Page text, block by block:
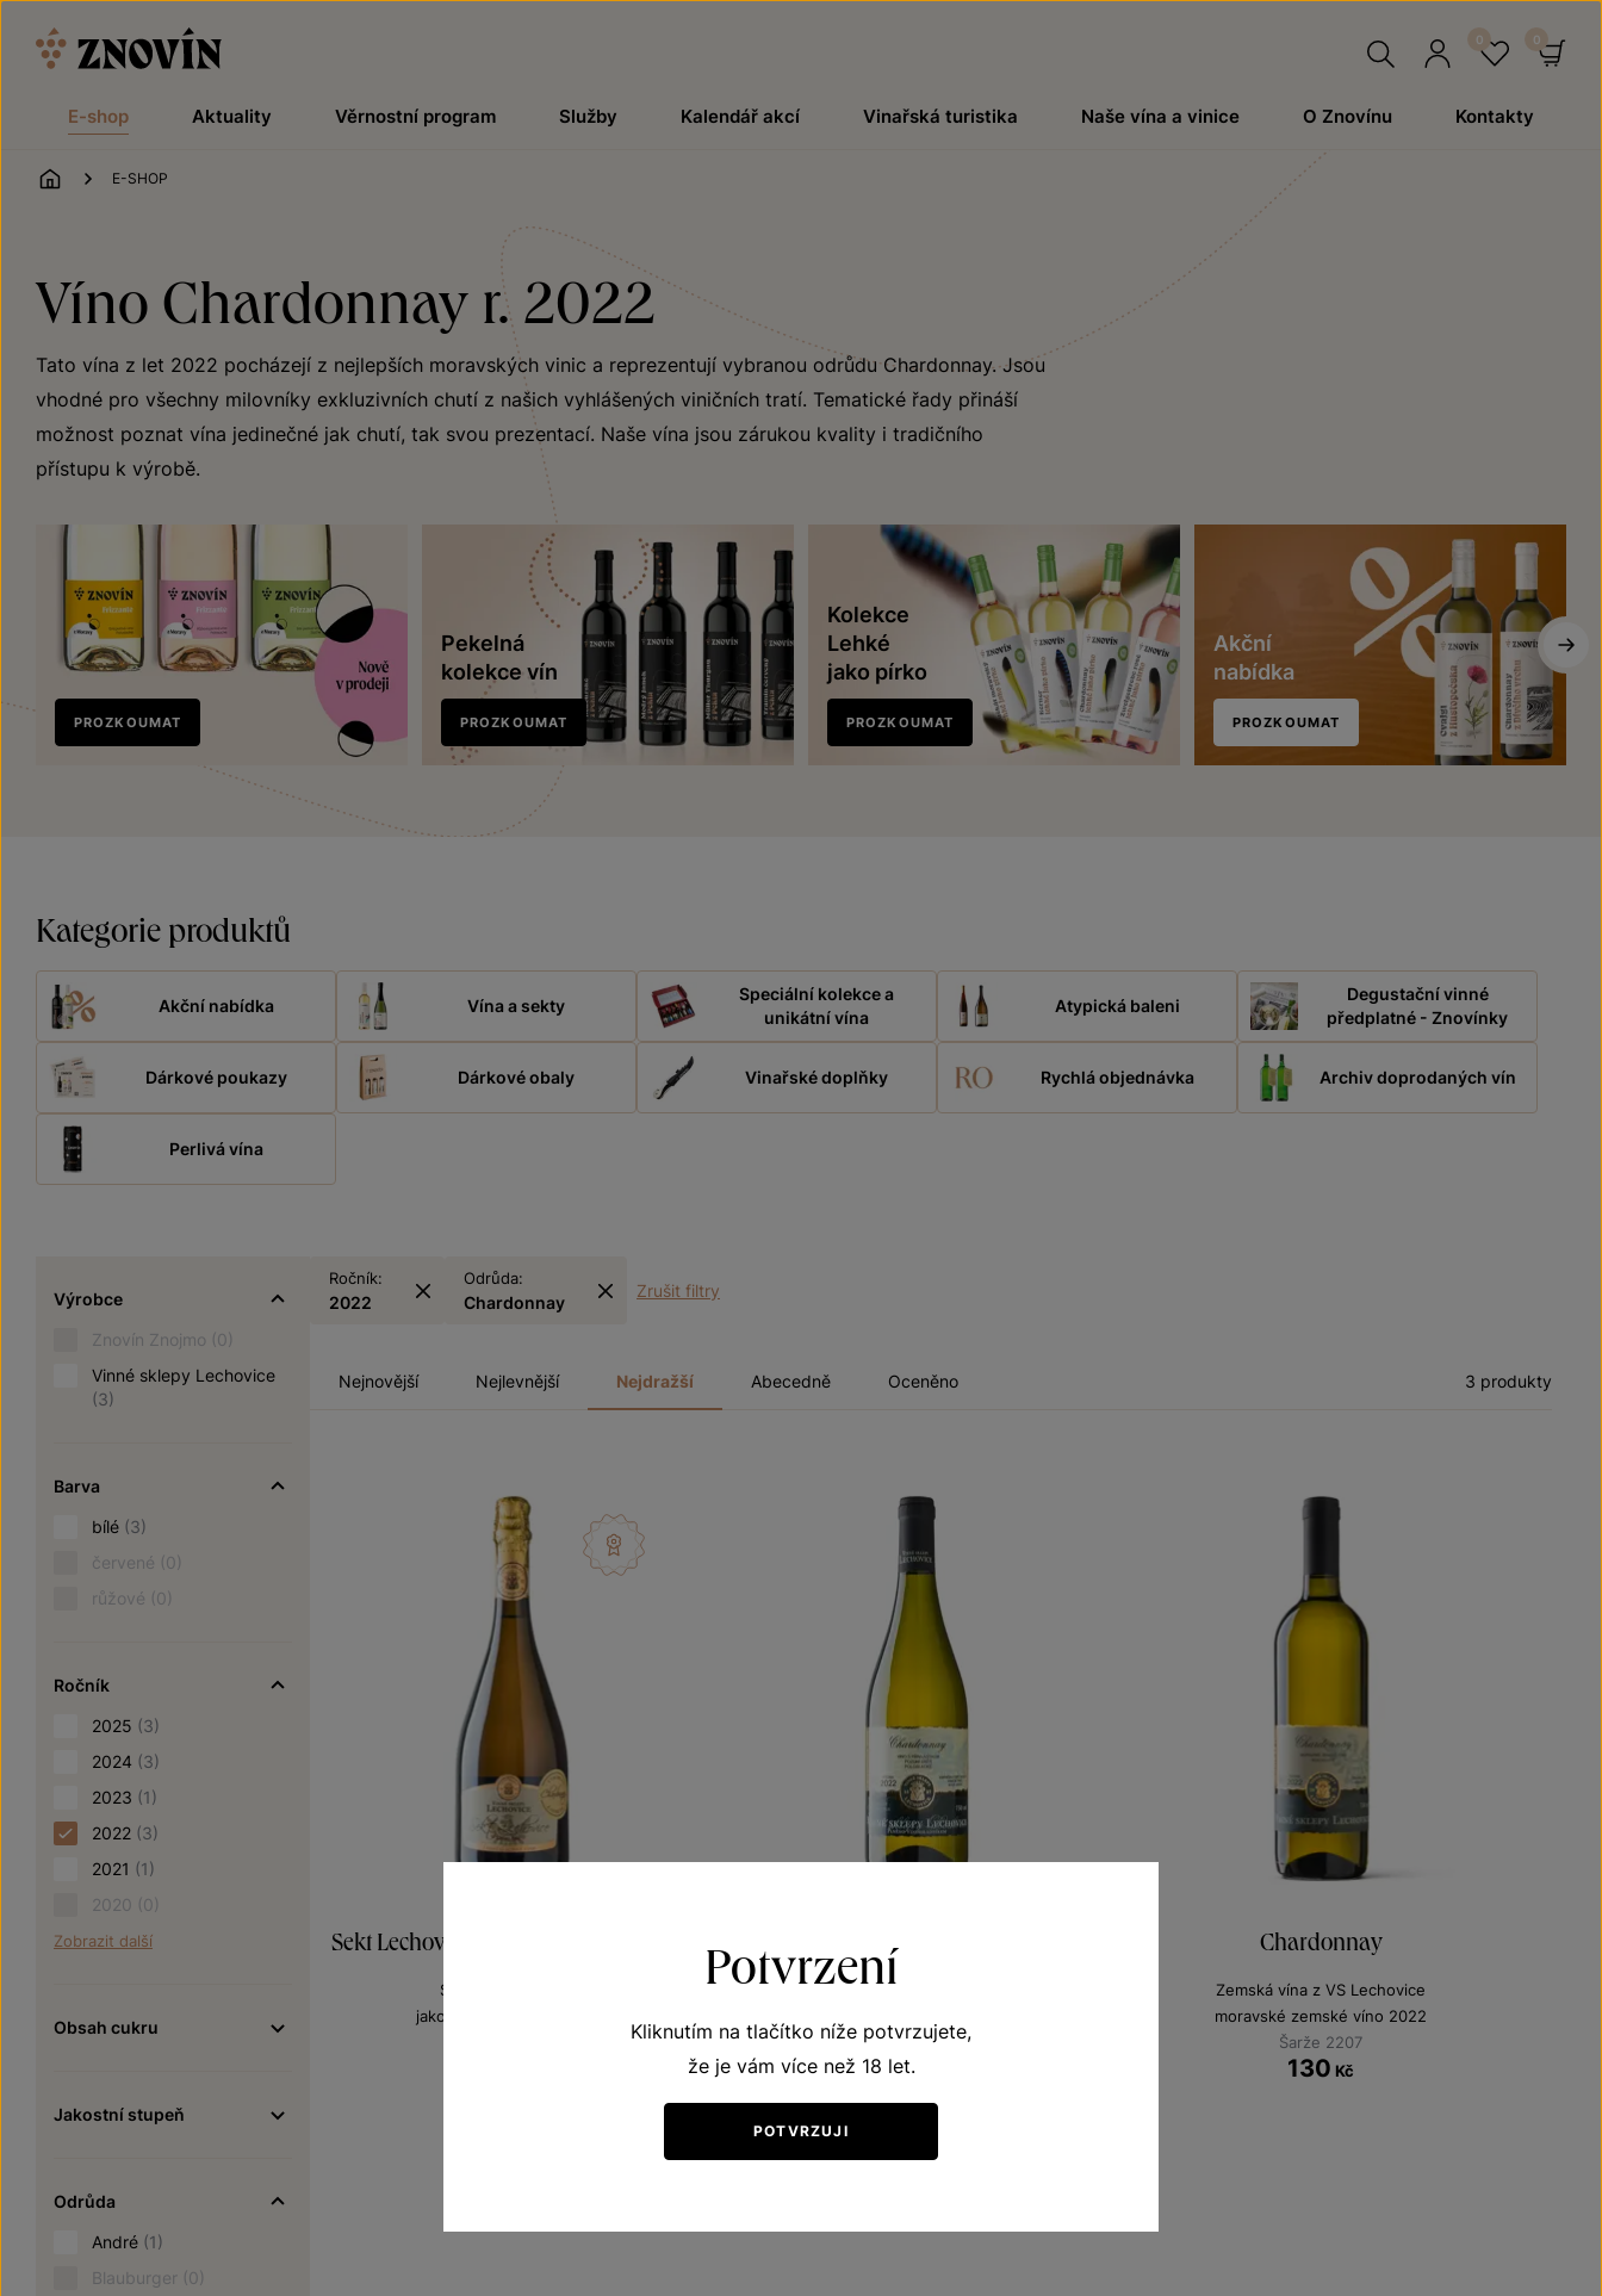
E-shop Aktuality Věrnostní program Služby Kalendář akcí Vinařská turistika Naše vína a vinice O Znovínu Kontakty
ÚVOD
E-SHOP
Víno Chardonnay r. 2022
Tato vína z let 2022 pocházejí z nejlepších moravských vinic a reprezentují vybranou odrůdu Chardonnay. Jsou
vhodné pro všechny milovníky exkluzivních chutí z našich vyhlášených viničních tratí. Tematické řady přináší
možnost poznat vína jedinečné jak chutí, tak svou prezentací. Naše vína jsou zárukou kvality i tradičního
přístupu k výrobě.
Nově
v prodeji
PROZKOUMAT
Pekelná
kolekce vín
PROZKOUMAT
Kolekce
Lehké
jako pírko
PROZKOUMAT
Akční
nabídka
PROZKOUMAT
Kategorie produktů
Akční nabídka Vína a sekty
Speciální kolekce a
unikátní vína
Atypická baleni
Degustační vinné
předplatné - Znovínky
Dárkové poukazy Dárkové obaly Vinařské doplňky Rychlá objednávka Archiv doprodaných vín
Perlivá vína
Výrobce
Znovín Znojmo (0)
Vinné sklepy Lechovice
(3)
Barva
bílé (3)
červené (0)
růžové (0)
Ročník
2025 (3)
2024 (3)
2023 (1)
2022 (3)
2021 (1)
2020 (0)
Zobrazit další
Obsah cukru
Jakostní stupeň
Odrůda
André (1)
Blauburger (0)
Ročník:
2022
Odrůda:
Chardonnay
Zrušit filtry
Nejnovější Nejlevnější Nejdražší Abecedně Oceněno 3 produkty
Sekt Lechovice Demi sec Chardonnay
Sekty a šumivá vína
jakostní šumivé víno 2022
Chardonnay
Přívlastková vína z VS Lechovice
Šarže 2236
190
Chardonnay
Zemská vína z VS Lechovice
moravské zemské víno 2022
Šarže 2207
130 Kč
Potvrzení
Kliknutím na tlačítko níže potvrzujete,
že je vám více než 18 let.
POTVRZUJI